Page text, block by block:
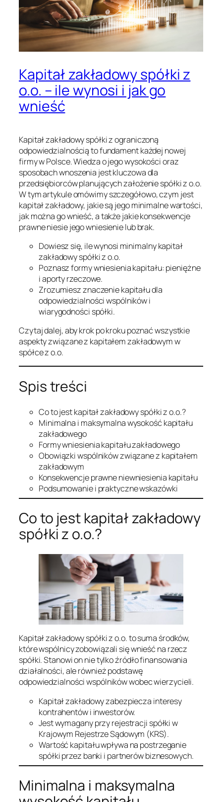
Kapitał zakładowy spółki z
o.o. – ile wynosi i jak go
wnieść
Kapitał zakładowy spółki z ograniczoną
odpowiedzialnością to fundament każdej nowej
firmy w Polsce. Wiedza o jego wysokości oraz
sposobach wnoszenia jest kluczowa dla
przedsiębiorców planujących założenie spółki z o.o.
W tym artykule omówimy szczegółowo, czym jest
kapitał zakładowy, jakie są jego minimalne wartości,
jak można go wnieść, a także jakie konsekwencje
prawne niesie jego wniesienie lub brak.
Dowiesz się, ile wynosi minimalny kapitał
zakładowy spółki z o.o.
Poznasz formy wniesienia kapitału: pieniężne
i aporty rzeczowe.
Zrozumiesz znaczenie kapitału dla
odpowiedzialności wspólników i
wiarygodności spółki.
Czytaj dalej, aby krok po kroku poznać wszystkie
aspekty związane z kapitałem zakładowym w
spółce z o.o.
Spis treści
Co to jest kapitał zakładowy spółki z o.o.?
Minimalna i maksymalna wysokość kapitału
zakładowego
Formy wniesienia kapitału zakładowego
Obowiązki wspólników związane z kapitałem
zakładowym
Konsekwencje prawne niewniesienia kapitału
Podsumowanie i praktyczne wskazówki
Co to jest kapitał zakładowy
spółki z o.o.?
Kapitał zakładowy spółki z o.o. to suma środków,
które wspólnicy zobowiązali się wnieść na rzecz
spółki. Stanowi on nie tylko źródło finansowania
działalności, ale również podstawę
odpowiedzialności wspólników wobec wierzycieli.
Kapitał zakładowy zabezpiecza interesy
kontrahentów i inwestorów.
Jest wymagany przy rejestracji spółki w
Krajowym Rejestrze Sądowym (KRS).
Wartość kapitału wpływa na postrzeganie
spółki przez banki i partnerów biznesowych.
Minimalna i maksymalna